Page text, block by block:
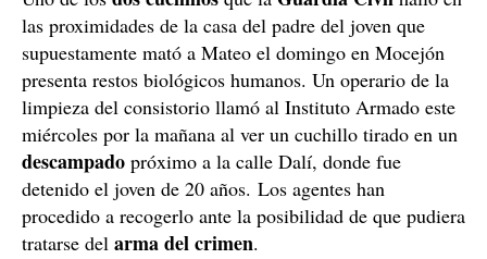
las proximidades de la casa del padre del joven que
supuestamente mató a Mateo el domingo en Mocejón
presenta restos biológicos humanos. Un operario de la
limpieza del consistorio llamó al Instituto Armado este
miércoles por la mañana al ver un cuchillo tirado en un
descampado próximo a la calle Dalí, donde fue
detenido el joven de 20 años. Los agentes han
procedido a recogerlo ante la posibilidad de que pudiera
tratarse del arma del crimen.